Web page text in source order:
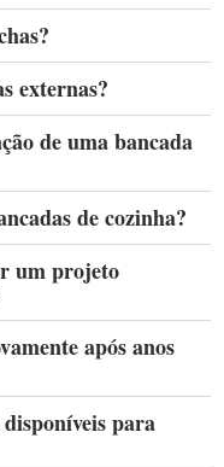
externas?
de uma bancada
de cozinha?
um projeto
após anos
disponíveis para